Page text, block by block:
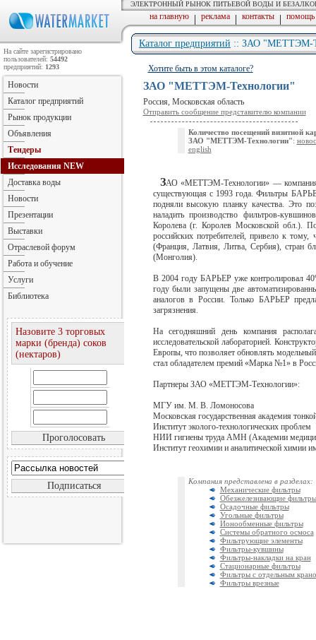
ЭЛЕКТРОННЫЙ РЫНОК ПИТЬЕВОЙ ВОДЫ И
на главную | реклама | контакты | помощь
Каталог предприятий :: ЗАО "МЕТТЭМ-
Хотите быть в этом каталоге?
ЗАО "МЕТТЭМ-Технологии"
Россия, Московская область
Отправить сообщение представителю компании
Количество посещений визитной
ЗАО "МЕТТЭМ-Технологии":
english
ЗАО «МЕТТЭМ-Технологии» —
существующая с 1993 года. Фильтры
подняли высокую планку качества. Это
наладить производство фильтров-
Королева (г. Королев Московской обл.).
российских потребителей, привело к
(Франция, Латвия, Литва, Сербия), стран
(Монголия).
В 2004 году БАРЬЕР уже контролировал
году были запущены две
аналогов в России. Только БАРЬЕР
загрязнения.
На сегодняшний день компания
исследовательской лабораторией.
Европы, что позволяет обновлять
стал обладателем премий «Марка №1» в
Партнеры ЗАО «МЕТТЭМ-Технологии»:
МГУ им. М. В. Ломоносова
Московская государственная академия
Институт эколого-технологических проблем
НИИ гигиены труда АМН (Академии
Институт геохимии и аналитической химии
Компания представлена в разделах:
Механические фильтры
Обезжелезивающие фильтры
Осадочные фильтры
Угольные фильтры
Ионообменные фильтры
Системы обратного осмоса
Фильтрующие элементы
Фильтры-кувшины
Фильтры-накладки на кран
Стационарные фильтры
Фильтры с отдельным
Фильтры врезные
На сайте зарегистрировано
пользователей: 54492
предприятий: 1293
Новости
Каталог предприятий
Рынок продукции
Объявления
Тендеры
Исследования NEW
Доставка воды
Новости
Презентации
Выставки
Отраслевой форум
Работа и обучение
Услуги
Библиотека
Назовите 3 торговых
марки (бренда) соков
(нектаров)